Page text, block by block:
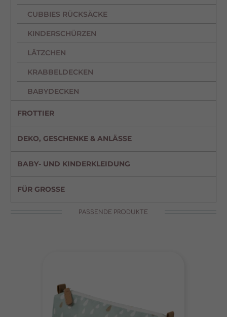
CUBBIES RÜCKSÄCKE
KINDERSCHÜRZEN
LÄTZCHEN
KRABBELDECKEN
BABYDECKEN
FROTTIER
DEKO, GESCHENKE & ANLÄSSE
BABY- UND KINDERKLEIDUNG
FÜR GROSSE
PASSENDE PRODUKTE